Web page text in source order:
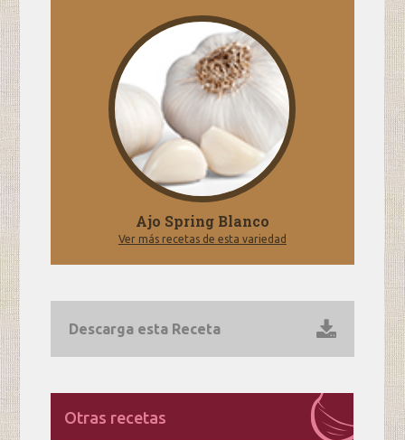
Ajo Spring Blanco
Ver más recetas de esta variedad
Descarga esta Receta
Otras recetas